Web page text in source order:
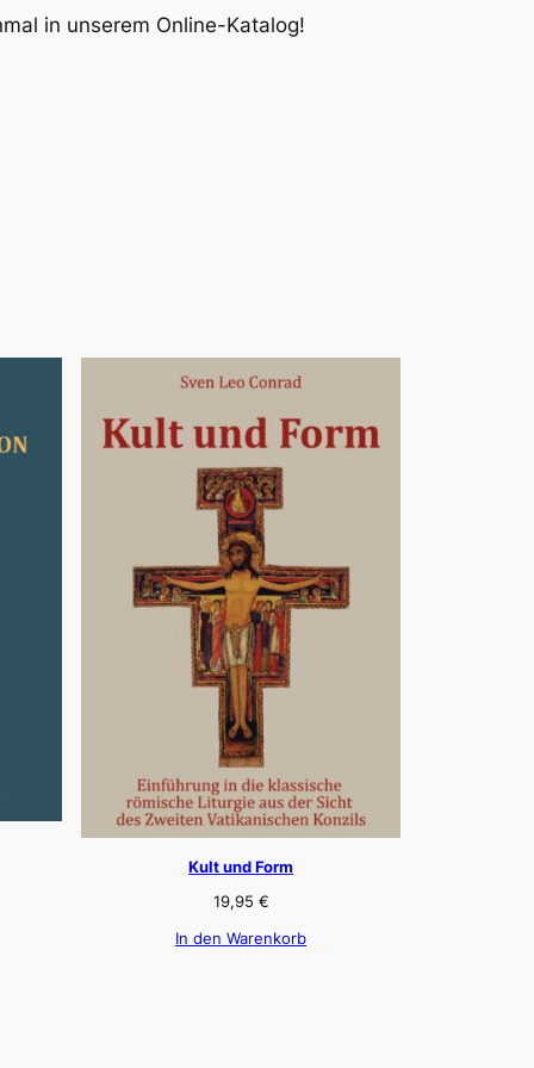
in unserem Online-Katalog!
Kult und Form
19,95 €
In den Warenkorb